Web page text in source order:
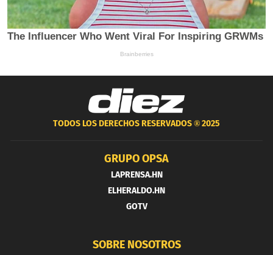
TODOS LOS DERECHOS RESERVADOS ®2025
GRUPO OPSA
LAPRENSA.HN
ELHERALDO.HN
GOTV
SOBRE NOSOTROS